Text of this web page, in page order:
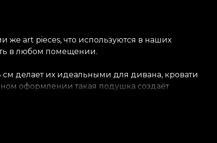
же art pieces, что используются в наших
в любом помещении.
делает их идеальными для дивана, кровати
оформлении такая подушка создаёт
который мы создаём, наполнен энергией